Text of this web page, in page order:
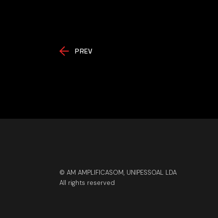
PREV
© AM AMPLIFICASOM, UNIPESSOAL LDA
All rights reserved